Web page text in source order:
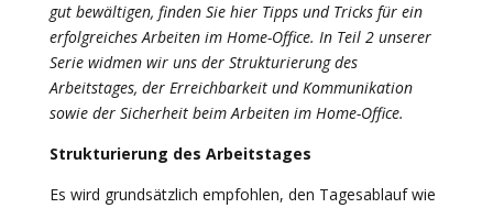
gut bewältigen, finden Sie hier Tipps und Tricks für ein
erfolgreiches Arbeiten im Home-Office. In Teil 2 unserer
Serie widmen wir uns der Strukturierung des
Arbeitstages, der Erreichbarkeit und Kommunikation
sowie der Sicherheit beim Arbeiten im Home-Office.
Strukturierung des Arbeitstages
Es wird grundsätzlich empfohlen, den Tagesablauf wie